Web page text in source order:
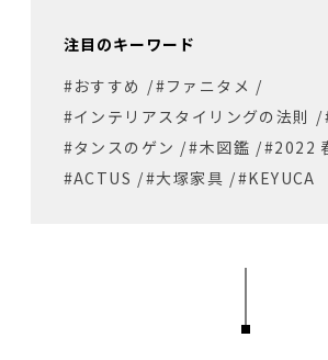
注目のキーワード
#おすすめ /#ファニタメ /
#インテリアスタイリングの法則 /
#タンスのゲン /#木図鑑 /#2022
#ACTUS /#大塚家具 /#KEYUCA